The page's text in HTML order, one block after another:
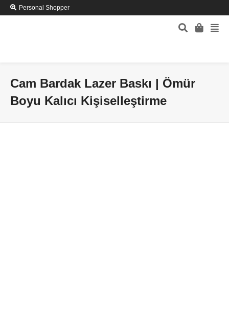
Personal Shopper
Cam Bardak Lazer Baskı | Ömür
Boyu Kalıcı Kişiselleştirme